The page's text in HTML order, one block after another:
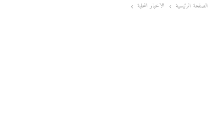
الصفحة الرئيسية الاخبار المحلية